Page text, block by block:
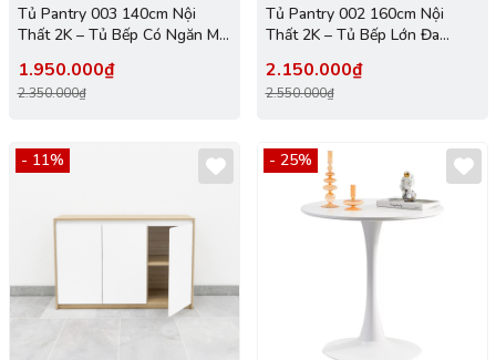
Tủ Pantry 003 140cm Nội
Thất 2K – Tủ Bếp Có Ngăn Mở
1.950.000₫
2.350.000₫
Tủ Pantry 002 160cm Nội
Thất 2K – Tủ Bếp Lớn Đa
2.150.000₫
2.550.000₫
- 11% - 25%